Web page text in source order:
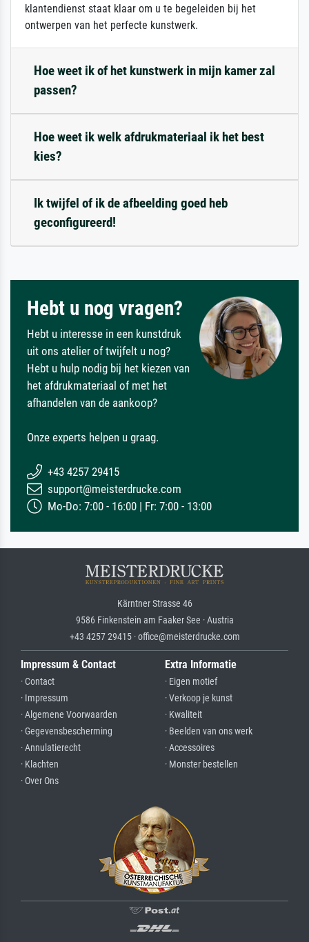
klantendienst staat klaar om u te begeleiden bij het
ontwerpen van het perfecte kunstwerk.
Hoe weet ik of het kunstwerk in mijn kamer zal
passen?
Hoe weet ik welk afdrukmateriaal ik het best
kies?
Ik twijfel of ik de afbeelding goed heb
geconfigureerd!
Hebt u nog vragen?
Hebt u interesse in een kunstdruk
uit ons atelier of twijfelt u nog?
Hebt u hulp nodig bij het kiezen van
het afdrukmateriaal of met het
afhandelen van de aankoop?
Onze experts helpen u graag.
+43 4257 29415
support@meisterdrucke.com
Mo-Do: 7:00 - 16:00 | Fr: 7:00 - 13:00
Kärntner Strasse 46
9586 Finkenstein am Faaker See · Austria
+43 4257 29415 · office@meisterdrucke.com
Impressum & Contact
· Contact
· Impressum
· Algemene Voorwaarden
· Gegevensbescherming
· Annulatierecht
· Klachten
· Over Ons
Extra Informatie
· Eigen motief
· Verkoop je kunst
· Kwaliteit
· Beelden van ons werk
· Accessoires
· Monster bestellen